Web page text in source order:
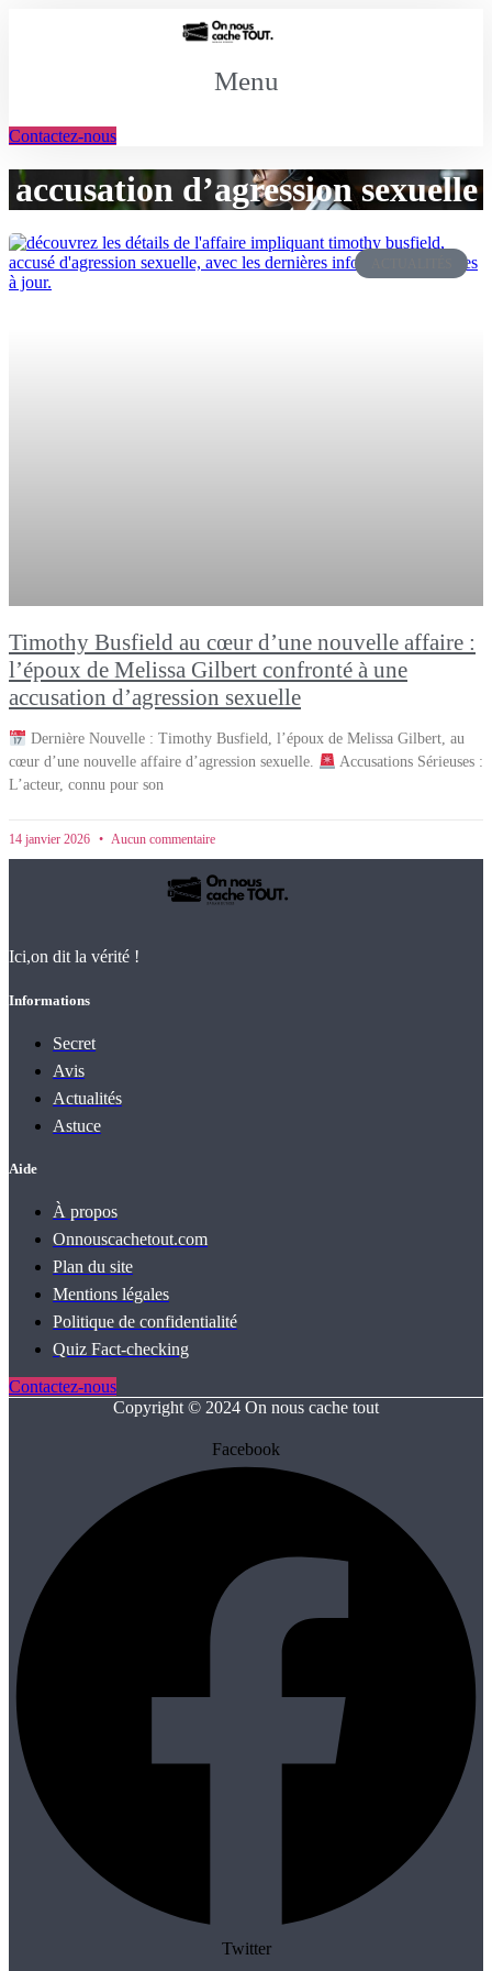
Menu
Contactez-nous
accusation d’agression sexuelle
Timothy Busfield au cœur d’une nouvelle affaire :
l’époux de Melissa Gilbert confronté à une
accusation d’agression sexuelle
Dernière Nouvelle : Timothy Busfield, l’époux de Melissa Gilbert, au
cœur d’une nouvelle affaire d’agression sexuelle.
Accusations Sérieuses :
L’acteur, connu pour son
14 janvier 2026 Aucun commentaire
Ici,on dit la vérité !
Informations
Secret
Avis
Actualités
Astuce
Aide
À propos
Onnouscachetout.com
Plan du site
Mentions légales
Politique de confidentialité
Quiz Fact‑checking
Contactez-nous
Copyright © 2024 On nous cache tout
Facebook
Twitter